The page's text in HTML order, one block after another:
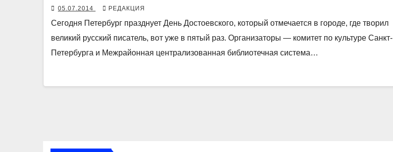
05.07.2014 РЕДАКЦИЯ
Сегодня Петербург празднует День Достоевского, который отмечается в городе, где творил
великий русский писатель, вот уже в пятый раз. Организаторы — комитет по культуре Санкт-
Петербурга и Межрайонная централизованная библиотечная система…